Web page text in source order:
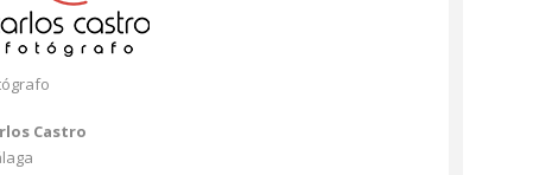
Castro